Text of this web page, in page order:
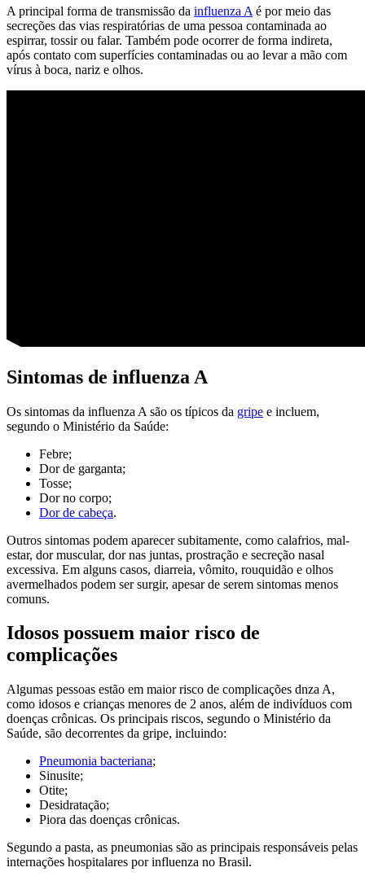
A principal forma de transmissão da influenza A é por meio das
secreções das vias respiratórias de uma pessoa contaminada ao
espirrar, tossir ou falar. Também pode ocorrer de forma indireta,
após contato com superfícies contaminadas ou ao levar a mão com
vírus à boca, nariz e olhos.
Sintomas de influenza A
Os sintomas da influenza A são os típicos da gripe e incluem,
segundo o Ministério da Saúde:
Febre;
Dor de garganta;
Tosse;
Dor no corpo;
Dor de cabeça.
Outros sintomas podem aparecer subitamente, como calafrios, mal-
estar, dor muscular, dor nas juntas, prostração e secreção nasal
excessiva. Em alguns casos, diarreia, vômito, rouquidão e olhos
avermelhados podem ser surgir, apesar de serem sintomas menos
comuns.
Idosos possuem maior risco de
complicações
Algumas pessoas estão em maior risco de complicações dnza A,
como idosos e crianças menores de 2 anos, além de indivíduos com
doenças crônicas. Os principais riscos, segundo o Ministério da
Saúde, são decorrentes da gripe, incluindo:
Pneumonia bacteriana;
Sinusite;
Otite;
Desidratação;
Piora das doenças crônicas.
Segundo a pasta, as pneumonias são as principais responsáveis pelas
internações hospitalares por influenza no Brasil.